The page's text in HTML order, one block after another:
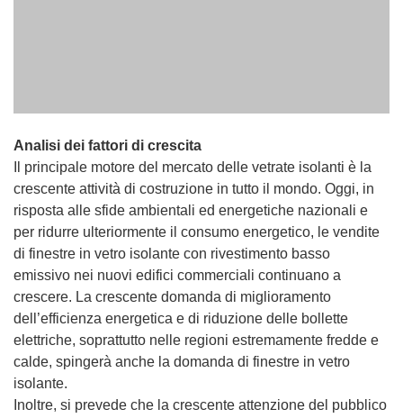
Analisi dei fattori di crescita
Il principale motore del mercato delle vetrate isolanti è la
crescente attività di costruzione in tutto il mondo. Oggi, in
risposta alle sfide ambientali ed energetiche nazionali e
per ridurre ulteriormente il consumo energetico, le vendite
di finestre in vetro isolante con rivestimento basso
emissivo nei nuovi edifici commerciali continuano a
crescere. La crescente domanda di miglioramento
dell’efficienza energetica e di riduzione delle bollette
elettriche, soprattutto nelle regioni estremamente fredde e
calde, spingerà anche la domanda di finestre in vetro
isolante.
Inoltre, si prevede che la crescente attenzione del pubblico